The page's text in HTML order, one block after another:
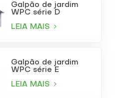
Galpão de jardim
WPC série D
LEIA MAIS
Galpão de jardim
WPC série E
LEIA MAIS